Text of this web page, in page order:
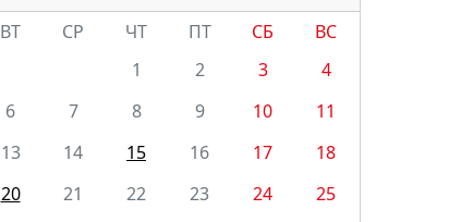
ВТ СР ЧТ ПТ СБ
ВС
1
2 3
4
6 7 8 9 10
11
13 14 15 16 17
18
20 21 22 23 24
25